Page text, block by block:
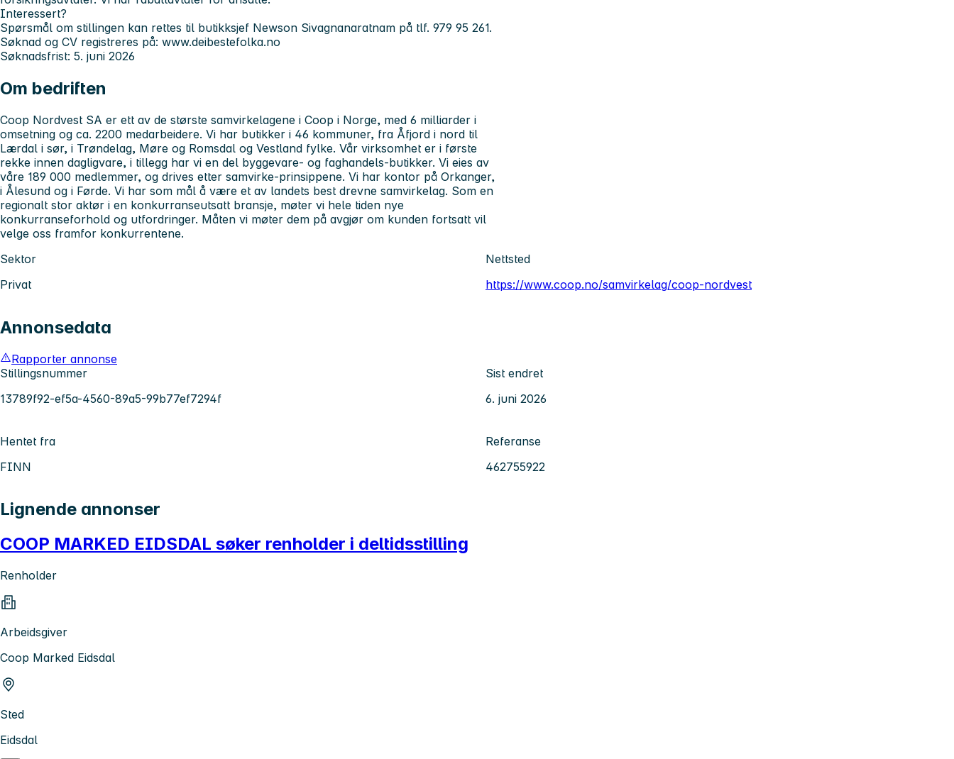
Interessert?
Spørsmål om stillingen kan rettes til butikksjef Newson Sivagnanaratnam på tlf. 979 95 261.
Søknad og CV registreres på: www.deibestefolka.no
Søknadsfrist: 5. juni 2026
Om bedriften
Coop Nordvest SA er ett av de største samvirkelagene i Coop i Norge, med 6 milliarder i
omsetning og ca. 2200 medarbeidere. Vi har butikker i 46 kommuner, fra Åfjord i nord til
Lærdal i sør, i Trøndelag, Møre og Romsdal og Vestland fylke. Vår virksomhet er i første
rekke innen dagligvare, i tillegg har vi en del byggevare- og faghandels-butikker. Vi eies av
våre 189 000 medlemmer, og drives etter samvirke-prinsippene. Vi har kontor på Orkanger,
i Ålesund og i Førde. Vi har som mål å være et av landets best drevne samvirkelag. Som en
regionalt stor aktør i en konkurranseutsatt bransje, møter vi hele tiden nye
konkurranseforhold og utfordringer. Måten vi møter dem på avgjør om kunden fortsatt vil
velge oss framfor konkurrentene.
Sektor
Privat
Nettsted
https://www.coop.no/samvirkelag/coop-nordvest
Annonsedata
Rapporter annonse
Stillingsnummer
13789f92-ef5a-4560-89a5-99b77ef7294f
Sist endret
6. juni 2026
Hentet fra
FINN
Referanse
462755922
Lignende annonser
COOP MARKED EIDSDAL søker renholder i deltidsstilling
Renholder
Arbeidsgiver
Coop Marked Eidsdal
Sted
Eidsdal